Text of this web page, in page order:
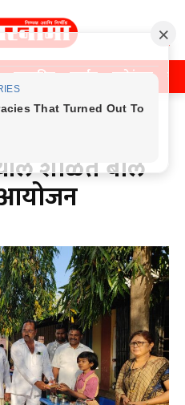
राजकीय क्राईम मनोरंजन
शाळेत बाल